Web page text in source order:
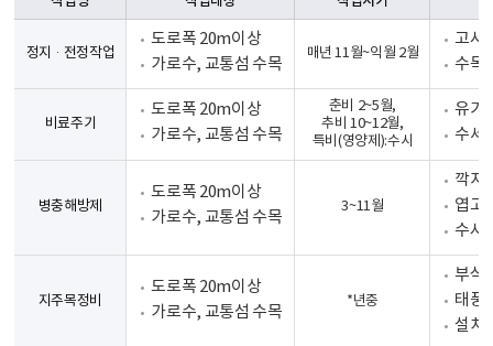
정지·전정작업
도로폭 20m이상
가로수, 교통섬 수목
매년 11월~익월 2월
고사
수목
비료주기
도로폭 20m이상
가로수, 교통섬 수목
춘비 2~5월,
추비 10~12월,
특비(영양제):수시
유기
수세
병충해방제
도로폭 20m이상
가로수, 교통섬 수목
3~11월
깍지
엽고
수시
지주목정비
도로폭 20m이상
가로수, 교통섬 수목
*년중
부식
태풍
설치